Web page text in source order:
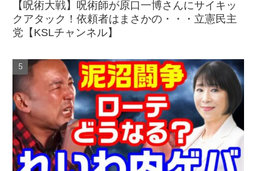
【呪術大戦】呪術師が原口一博さんにサイキッ
クアタック！依頼者はまさかの・・・立憲民主
党【KSLチャンネル】